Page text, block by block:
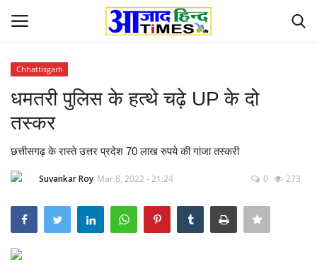
Home
देश-विदेश
Chhattisgarh
धमतरी पुलिस के हत्थे चढ़े UP के दो
तस्कर
छत्तीसगढ़ के रास्ते उत्तर प्रदेश 70 लाख रुपये की गांजा तस्करी
Suvankar Roy Mar 8, 2022 - 21:24 0 273